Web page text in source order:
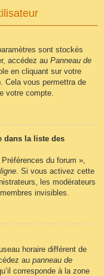
sont stockés
accédez au Panneau de
en cliquant sur votre
Cela vous permettra de
votre compte.
dans la liste des
du forum »,
. Si vous activez cette
les modérateurs
invisibles.
horaire différent de
au panneau de
corresponde à la zone